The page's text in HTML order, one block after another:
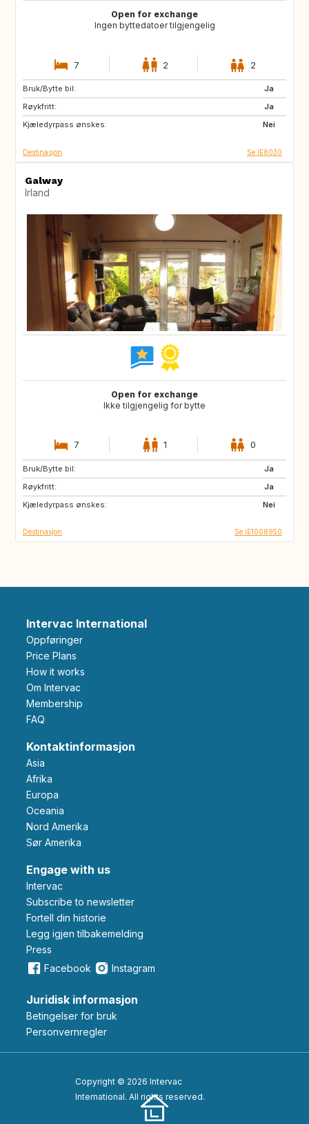
Open for exchange
Ingen byttedatoer tilgjengelig
7 2 2
Bruk/Bytte bil:
Ja
Røykfritt:
Ja
Kjæledyrpass ønskes:
Nei
FR
CA
Destinasjon Se IE8030
Galway
Irland
Open for exchange
Ikke tilgjengelig for bytte
7 1 0
Bruk/Bytte bil:
Ja
Røykfritt:
Ja
Kjæledyrpass ønskes:
Nei
GB
ZA
AU
Destinasjon Se IE1008950
Intervac International
Oppføringer
Price Plans
How it works
Om Intervac
Membership
FAQ
Kontaktinformasjon
Asia
Afrika
Europa
Oceania
Nord Amerika
Sør Amerika
Engage with us
Intervac
Subscribe to newsletter
Fortell din historie
Legg igjen tilbakemelding
Press
Facebook
Instagram
Juridisk informasjon
Betingelser for bruk
Personvernregler
Copyright © 2026 Intervac
International. All rights reserved.